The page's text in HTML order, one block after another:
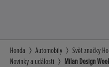
Honda Automobily Svět značky
Novinky a události
Milan Design